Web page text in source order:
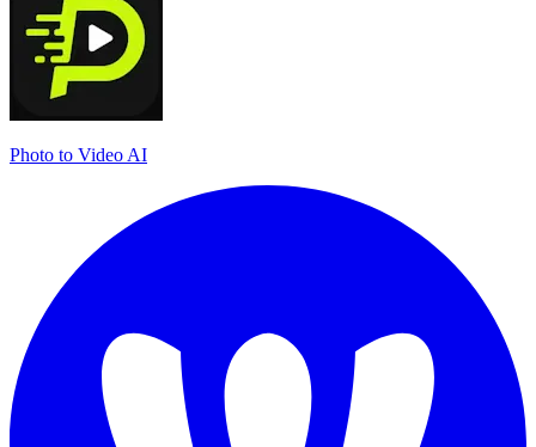
Photo to Video AI